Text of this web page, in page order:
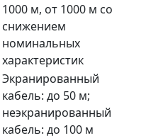
1000 м, от 1000 м со
снижением
номинальных
характеристик
Экранированный
кабель: до 50 м;
неэкранированный
кабель: до 100 м